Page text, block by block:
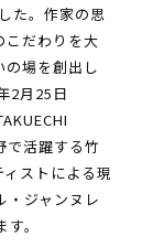
た。作家の思
こだわりを大
場を創出し
2月25日
で活躍する竹
ストによる現
・ジャンヌレ
。